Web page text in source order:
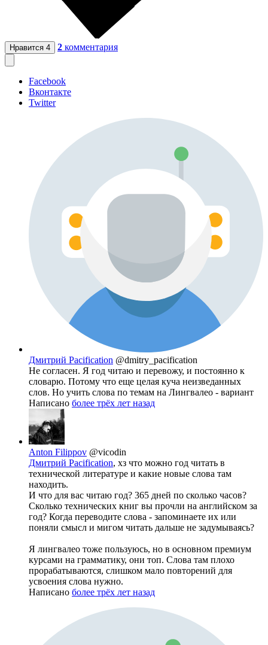
Нравится 4 2 комментария
Facebook
Вконтакте
Twitter
Дмитрий Pacification @dmitry_pacification
Не согласен. Я год читаю и перевожу, и постоянно к
словарю. Потому что еще целая куча неизведанных
слов. Но учить слова по темам на Лингвалео - вариант
Написано более трёх лет назад
Anton Filippov @vicodin
Дмитрий Pacification, хз что можно год читать в
технической литературе и какие новые слова там
находить.
И что для вас читаю год? 365 дней по сколько часов?
Сколько технических книг вы прочли на английском за
год? Когда переводите слова - запоминаете их или
поняли смысл и мигом читать дальше не задумываясь?
Я лингвалео тоже пользуюсь, но в основном премиум
курсами на грамматику, они топ. Слова там плохо
прорабатываются, слишком мало повторений для
усвоения слова нужно.
Написано более трёх лет назад